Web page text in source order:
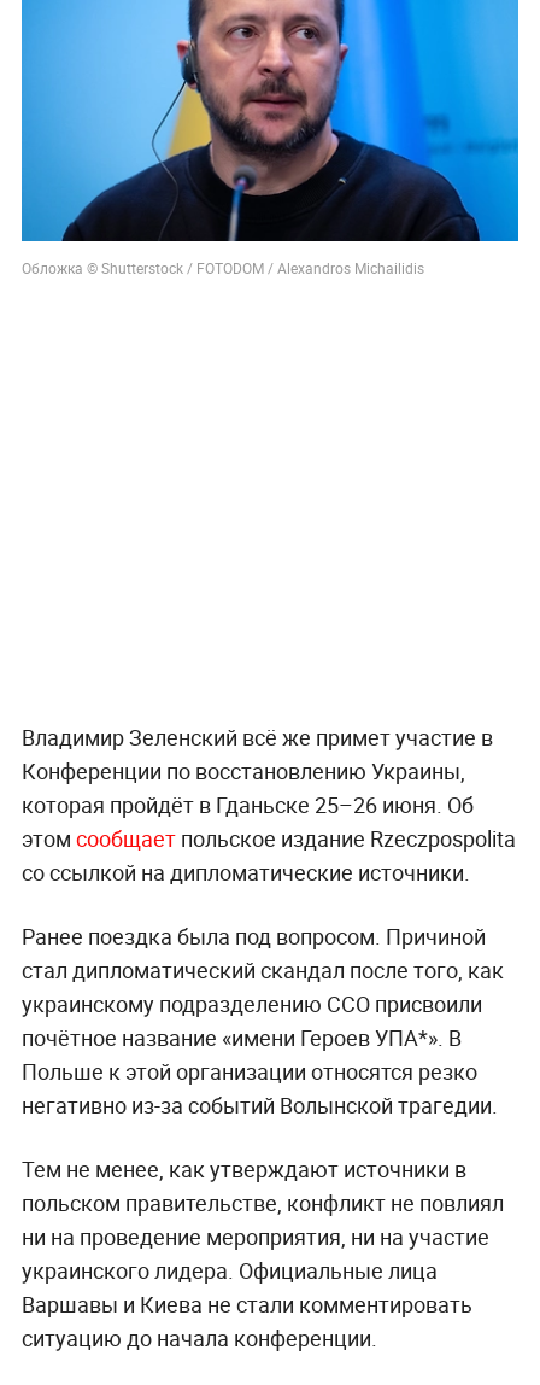
Обложка © Shutterstock / FOTODOM / Alexandros Michailidis
Владимир Зеленский всё же примет участие в
Конференции по восстановлению Украины,
которая пройдёт в Гданьске 25–26 июня. Об
этом сообщаетпольское издание Rzeczpospolita
со ссылкой на дипломатические источники.
Ранее поездка была под вопросом. Причиной
стал дипломатический скандал после того, как
украинскому подразделению ССО присвоили
почётное название «имени Героев УПА*». В
Польше к этой организации относятся резко
негативно из-за событий Волынской трагедии.
Тем не менее, как утверждают источники в
польском правительстве, конфликт не повлиял
ни на проведение мероприятия, ни на участие
украинского лидера. Официальные лица
Варшавы и Киева не стали комментировать
ситуацию до начала конференции.